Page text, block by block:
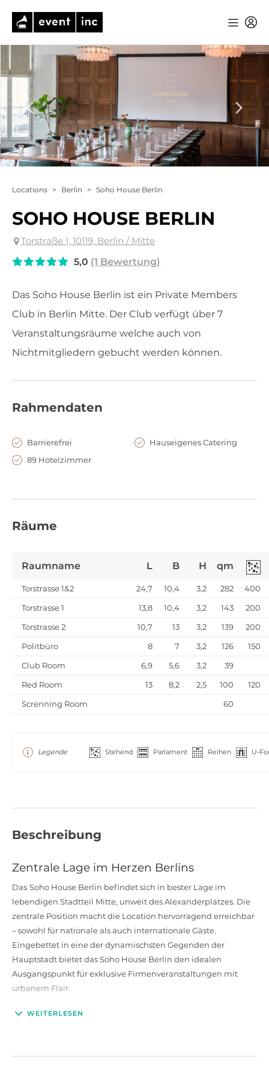
Locations > Berlin > Soho House Berlin
SOHO HOUSE BERLIN
Torstraße 1, 10119, Berlin / Mitte
5,0 (1 Bewertung)
Das Soho House Berlin ist ein Private Members
Club in Berlin Mitte. Der Club verfügt über 7
Veranstaltungsräume welche auch von
Nichtmitgliedern gebucht werden können.
Rahmendaten
Barrierefrei
Hauseigenes Catering
89 Hotelzimmer
Räume
Raumname L B H qm
Torstrasse 1&2 24,7 10,4 3,2 282
400
Torstrasse 1
13,8 10,4 3,2 143
200
Torstrasse 2
10,7 13 3,2 139
200
Politbüro
8 7 3,2 126
150
Club Room
6,9 5,6 3,2
39
Red Room
13 8,2 2,5 100
120
Screnning Room
60
Legende Stehend Parlament Reihen U-
Beschreibung
Zentrale Lage im Herzen Berlins
Das Soho House Berlin befindet sich in bester Lage im
lebendigen Stadtteil Mitte, unweit des Alexanderplatzes. Die
zentrale Position macht die Location hervorragend erreichbar
– sowohl für nationale als auch internationale Gäste.
Eingebettet in eine der dynamischsten Gegenden der
Hauptstadt bietet das Soho House Berlin den idealen
Ausgangspunkt für exklusive Firmenveranstaltungen mit
urbanem Flair.
unterschiedliche Eventformate und Gruppengrößen. Von
WEITERLESEN